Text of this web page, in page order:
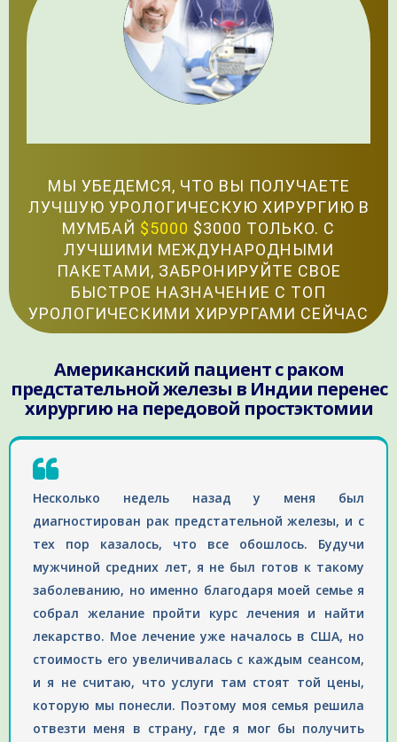
МЫ УБЕДЕМСЯ, ЧТО ВЫ ПОЛУЧАЕТЕ
ЛУЧШУЮ УРОЛОГИЧЕСКУЮ ХИРУРГИЮ В
МУМБАЙ $5000 $3000 ТОЛЬКО. С
ЛУЧШИМИ МЕЖДУНАРОДНЫМИ
ПАКЕТАМИ, ЗАБРОНИРУЙТЕ СВОЕ
БЫСТРОЕ НАЗНАЧЕНИЕ С ТОП
УРОЛОГИЧЕСКИМИ ХИРУРГАМИ СЕЙЧАС
Американский пациент с раком
предстательной железы в Индии перенес
хирургию на передовой простэктомии
Несколько недель назад у меня был
диагностирован рак предстательной железы, и с
тех пор казалось, что все обошлось. Будучи
мужчиной средних лет, я не был готов к такому
заболеванию, но именно благодаря моей семье я
собрал желание пройти курс лечения и найти
лекарство. Мое лечение уже началось в США, но
стоимость его увеличивалась с каждым сеансом,
и я не считаю, что услуги там стоят той цены,
которую мы понесли. Поэтому моя семья решила
отвезти меня в страну, где я мог бы получить